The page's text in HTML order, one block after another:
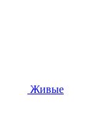
Живые